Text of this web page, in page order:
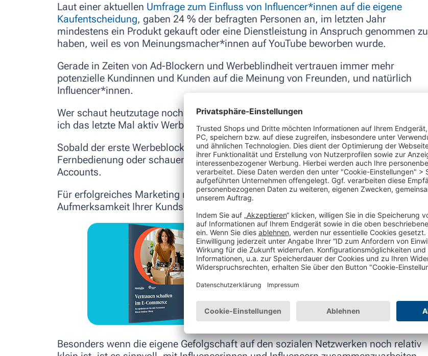
Laut einer aktuellen Umfrage zum Einfluss von Influencer*innen auf die eigene
Kaufentscheidung, gaben 24 % der befragten Personen an, im letzten Jahr
mindestens ein Produkt gekauft oder eine Dienstleistung in Anspruch genommen zu
haben, weil es von Meinungsmacher*innen auf YouTube beworben wurde.
Gerade in Zeiten von Ad-Blockern und Werbeblindheit vertrauen immer mehr
potenzielle Kundinnen und Kunden auf die Meinung von Freunden, und natürlich
Influencer*innen.
Wer schaut heutzutage noch TV-Werbung? Ich kann mich nicht daran erinnern, wann
ich das letzte Mal aktiv Werbung gesehen habe.
Sobald der erste Werbeblock startet, greifen die meisten Personen zur
Fernbedienung oder schauen auf das Smartphone und prüfen ihre Social-Media-
Accounts.
Für erfolgreiches Marketing müssen Sie heutzutage dort zu finden sein, wo die
Aufmerksamkeit Ihrer Kundschaft ist.
Besonders wenn die eigene Gefolgschaft auf den sozialen Netzwerken noch relativ